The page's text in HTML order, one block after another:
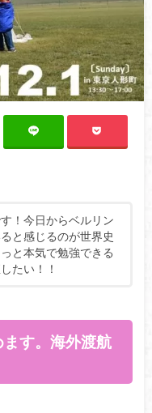
！今日からベルリン
と感じるのが世界史
と本気で勉強できる
たい！！
す。海外渡航